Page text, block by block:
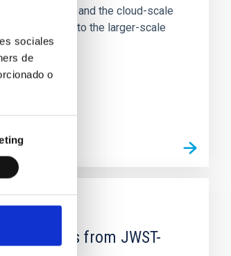
sociales
de
o
dense cores and the cloud-scale
with respect to the larger-scale
gradients from JWST-